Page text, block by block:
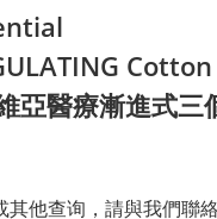
亞醫療漸進式三
他查询，請與我們聯